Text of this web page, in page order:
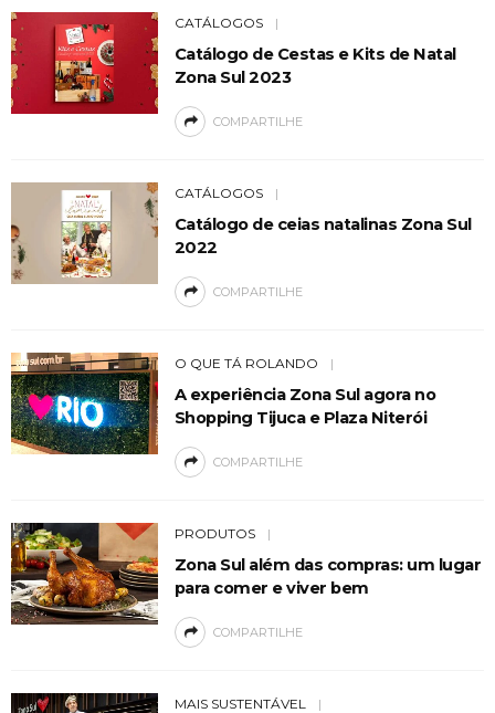
CATÁLOGOS
Catálogo de Cestas e Kits de Natal
Zona Sul 2023
COMPARTILHE
CATÁLOGOS
Catálogo de ceias natalinas Zona Sul
2022
COMPARTILHE
O QUE TÁ ROLANDO
A experiência Zona Sul agora no
Shopping Tijuca e Plaza Niterói
COMPARTILHE
PRODUTOS
Zona Sul além das compras: um lugar
para comer e viver bem
COMPARTILHE
MAIS SUSTENTÁVEL